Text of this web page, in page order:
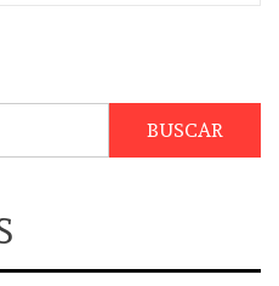
BUSCAR